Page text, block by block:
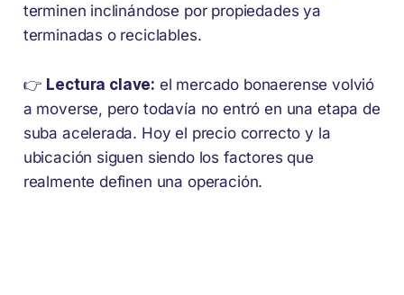
terminen inclinándose por propiedades ya
terminadas o reciclables.
👉 Lectura clave: el mercado bonaerense volvió
a moverse, pero todavía no entró en una etapa de
suba acelerada. Hoy el precio correcto y la
ubicación siguen siendo los factores que
realmente definen una operación.